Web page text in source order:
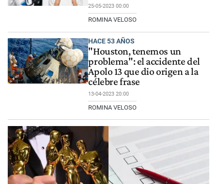
25-05-2023 00:00
ROMINA VELOSO
HACE 53 AÑOS
"Houston, tenemos un
problema": el accidente del
Apolo 13 que dio origen a la
célebre frase
13-04-2023 20:00
ROMINA VELOSO